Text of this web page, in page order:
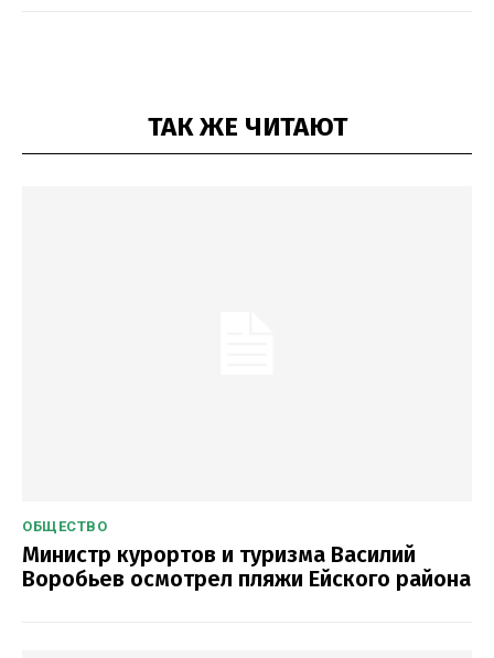
ТАК ЖЕ ЧИТАЮТ
ОБЩЕСТВО
Министр курортов и туризма Василий
Воробьев осмотрел пляжи Ейского района